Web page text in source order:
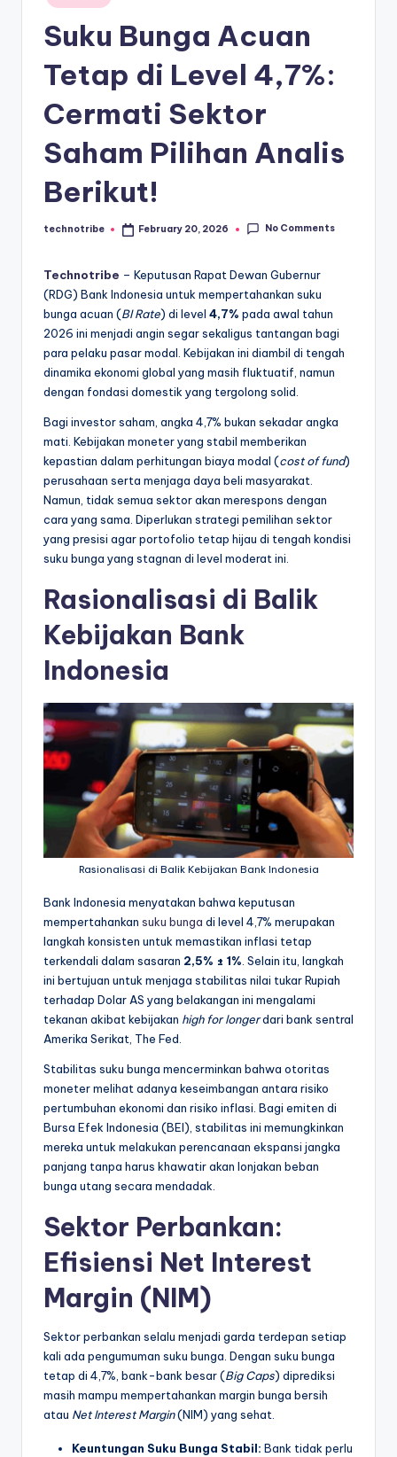
m
In
A
ekonomi
Indonesia
secara
cepat,
akurat,
dan
terpercaya.
in
Suku Bunga Acuan
Tetap di Level 4,7%:
Cermati Sektor
Saham Pilihan Analis
Berikut!
Posted
technotribe February 20, 2026 No Comments
Technotribe – Keputusan Rapat Dewan Gubernur
(RDG) Bank Indonesia untuk mempertahankan suku
bunga acuan (BI Rate) di level 4,7% pada awal tahun
2026 ini menjadi angin segar sekaligus tantangan bagi
para pelaku pasar modal. Kebijakan ini diambil di tengah
dinamika ekonomi global yang masih fluktuatif, namun
dengan fondasi domestik yang tergolong solid.
Bagi investor saham, angka 4,7% bukan sekadar angka
mati. Kebijakan moneter yang stabil memberikan
kepastian dalam perhitungan biaya modal (cost of fund)
perusahaan serta menjaga daya beli masyarakat.
Namun, tidak semua sektor akan merespons dengan
cara yang sama. Diperlukan strategi pemilihan sektor
yang presisi agar portofolio tetap hijau di tengah kondisi
suku bunga yang stagnan di level moderat ini.
Rasionalisasi di Balik
Kebijakan Bank
Indonesia
Rasionalisasi di Balik Kebijakan Bank Indonesia
Bank Indonesia menyatakan bahwa keputusan
mempertahankan suku bunga di level 4,7% merupakan
langkah konsisten untuk memastikan inflasi tetap
terkendali dalam sasaran 2,5% ± 1%. Selain itu, langkah
ini bertujuan untuk menjaga stabilitas nilai tukar Rupiah
terhadap Dolar AS yang belakangan ini mengalami
tekanan akibat kebijakan high for longerdari bank sentral
Amerika Serikat, The Fed.
Stabilitas suku bunga mencerminkan bahwa otoritas
moneter melihat adanya keseimbangan antara risiko
pertumbuhan ekonomi dan risiko inflasi. Bagi emiten di
Bursa Efek Indonesia (BEI), stabilitas ini memungkinkan
mereka untuk melakukan perencanaan ekspansi jangka
panjang tanpa harus khawatir akan lonjakan beban
bunga utang secara mendadak.
Sektor Perbankan:
Efisiensi Net Interest
Margin (NIM)
Sektor perbankan selalu menjadi garda terdepan setiap
kali ada pengumuman suku bunga. Dengan suku bunga
tetap di 4,7%, bank-bank besar (Big Caps) diprediksi
masih mampu mempertahankan margin bunga bersih
atau Net Interest Margin(NIM) yang sehat.
Keuntungan Suku Bunga Stabil: Bank tidak perlu